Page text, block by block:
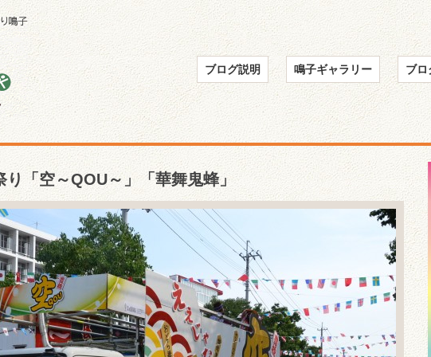
ブログ説明 鳴子ギャラリー ブロ
「空～QOU～」「華舞鬼蜂」